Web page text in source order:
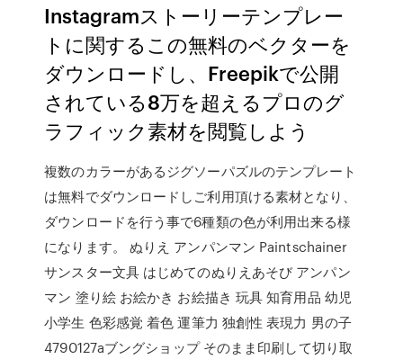
Instagramストーリーテンプレー
トに関するこの無料のベクターを
ダウンロードし、Freepikで公開
されている8万を超えるプロのグ
ラフィック素材を閲覧しよう
複数のカラーがあるジグソーパズルのテンプレート
は無料でダウンロードしご利用頂ける素材となり、
ダウンロードを行う事で6種類の色が利用出来る様
になります。 ぬりえ アンパンマン Paintschainer
サンスター文具 はじめてのぬりえあそび アンパン
マン 塗り絵 お絵かき お絵描き 玩具 知育用品 幼児
小学生 色彩感覚 着色 運筆力 独創性 表現力 男の子
4790127aブングショップ そのまま印刷して切り取